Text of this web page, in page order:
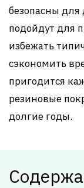
безопасны для
подойдут для
избежать
сэкономить
пригодится
резиновые
долгие годы.